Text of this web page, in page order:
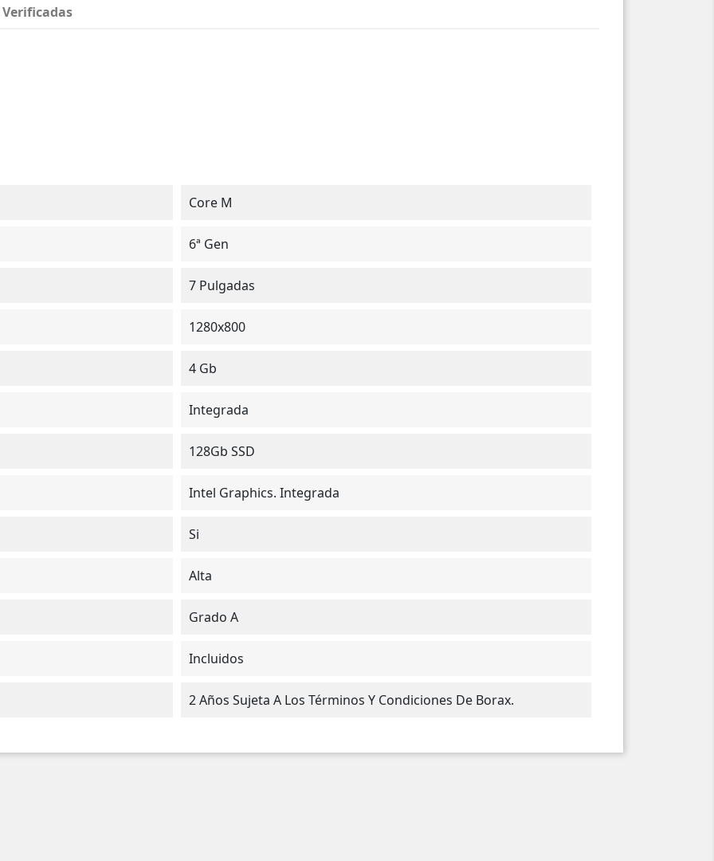
Core M
6ª Gen
7 Pulgadas
1280x800
4 Gb
Integrada
128Gb SSD
Intel Graphics. Integrada
Si
Alta
Grado A
Incluidos
2 Años Sujeta A Los Términos Y Condiciones De Borax.